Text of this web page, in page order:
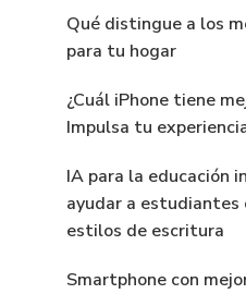
Qué distingue a los
para tu hogar
¿Cuál iPhone tiene
Impulsa tu
IA para la educación
ayudar a estudiantes
estilos de escritura
Smartphone con